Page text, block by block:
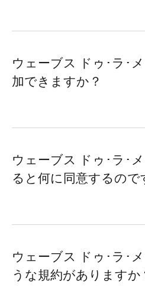
ウェーブス ドゥ･ラ･
加できますか？
ウェーブス ドゥ･ラ･
ると何に同意するので
ウェーブス ドゥ･ラ･
うな規約がありますか